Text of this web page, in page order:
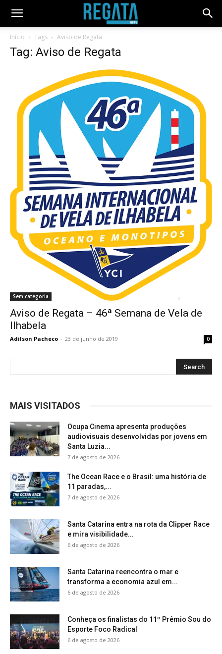
Início Tags Aviso de Regata
Tag: Aviso de Regata
Sem categoria
Aviso de Regata – 46ª Semana de Vela de
Ilhabela
Adilson Pacheco - 23 de junho de 2019 0
MAIS VISITADOS
Ocupa Cinema apresenta produções
audiovisuais desenvolvidas por jovens em
Santa Luzia...
7 de agosto de 2026
The Ocean Race e o Brasil: uma história de
11 paradas,...
7 de agosto de 2026
Santa Catarina entra na rota da Clipper Race
e mira visibilidade...
6 de agosto de 2026
Santa Catarina reencontra o mar e
transforma a economia azul em...
6 de agosto de 2026
Conheça os finalistas do 11º Prêmio Sou do
Esporte Foco Radical
6 de agosto de 2026